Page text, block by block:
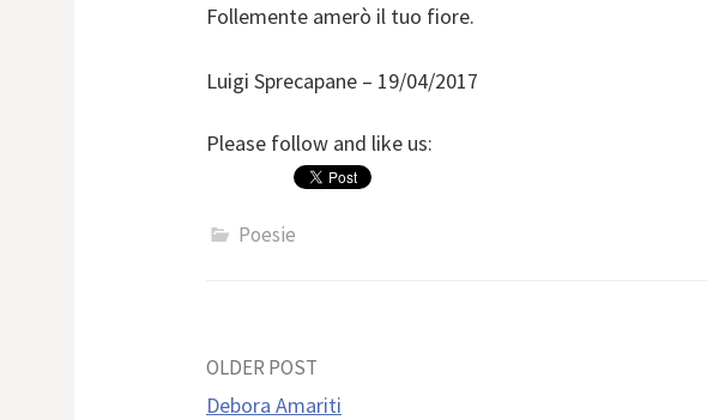
Follemente amerò il tuo fiore.
Luigi Sprecapane – 19/04/2017
Please follow and like us:
Poesie
Post
OLDER POST
Debora Amariti